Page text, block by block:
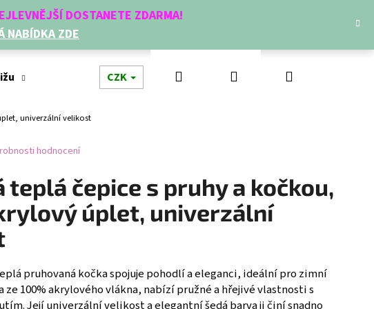
DOSTANETE ZDARMA!
NABÍDKA ZDE
Módní doplňky Novinky Doplňkový prodej
CZK Hledat PřihlášeníNákupní
univerzální velikost
hodnocení
teplá čepice s pruhy a kočkou,
úplet, univerzální
pruhovaná kočka spojuje pohodlí a eleganci, ideální pro zimní
ze 100% akrylového vlákna, nabízí pružné a hřejivé vlastnosti s
Její univerzální velikost a elegantní šedá barva ji činí snadno
Následující